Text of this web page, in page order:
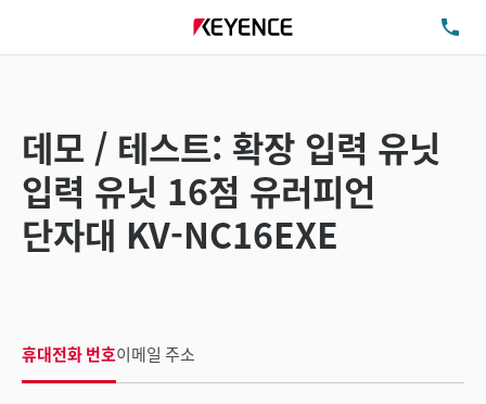
데모 / 테스트: 확장 입력 유닛
입력 유닛 16점 유러피언
단자대 KV-NC16EXE
휴대전화 번호이메일 주소